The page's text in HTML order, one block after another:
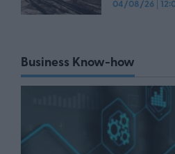
04/08/26
Business Know-how